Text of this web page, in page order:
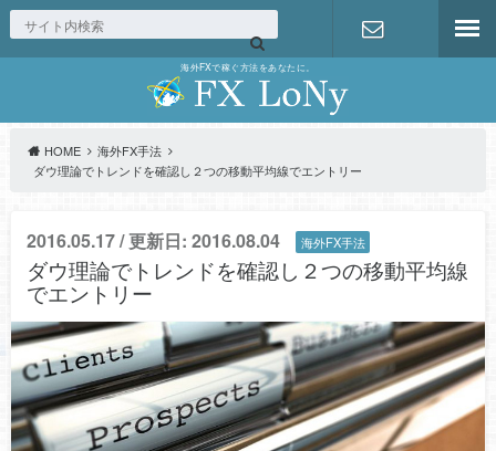
海外FXで稼ぐ方法をあなたに。
お問い合わ
HOME
海外FX手法
ダウ理論でトレンドを確認し２つの移動平均線でエントリー
2016.05.17 / 更新日: 2016.08.04 海外FX手法
ダウ理論でトレンドを確認し２つの移動平均線
でエントリー